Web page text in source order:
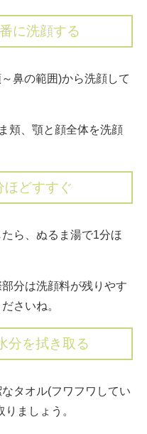
に洗顔する
鼻の範囲)から洗顔して
頬、顎と顔全体を洗顔
どすすぐ
ら、ぬるま湯で1分ほ
分は洗顔料が残りやす
さいね。
分を拭き取る
タオル(フワフワしてい
ましょう。